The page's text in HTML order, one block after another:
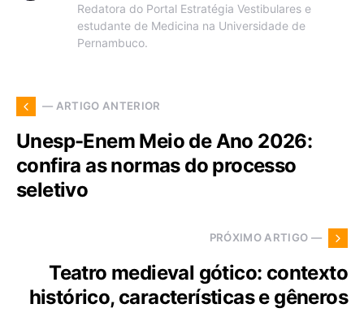
Redatora do Portal Estratégia Vestibulares e
estudante de Medicina na Universidade de
Pernambuco.
— ARTIGO ANTERIOR
Unesp-Enem Meio de Ano 2026:
confira as normas do processo
seletivo
PRÓXIMO ARTIGO —
Teatro medieval gótico: contexto
histórico, características e gêneros